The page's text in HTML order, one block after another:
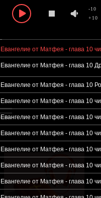
+10
-10
Евангелие от Матфея - глава 10
Евангелие от Матфея - глава 10
Евангелие от Матфея - глава 10
Евангелие от Матфея - глава 10
Евангелие от Матфея - глава 10
Евангелие от Матфея - глава 10
Евангелие от Матфея - глава 10
Евангелие от Матфея - глава 10
Евангелие от Матфея - глава 10